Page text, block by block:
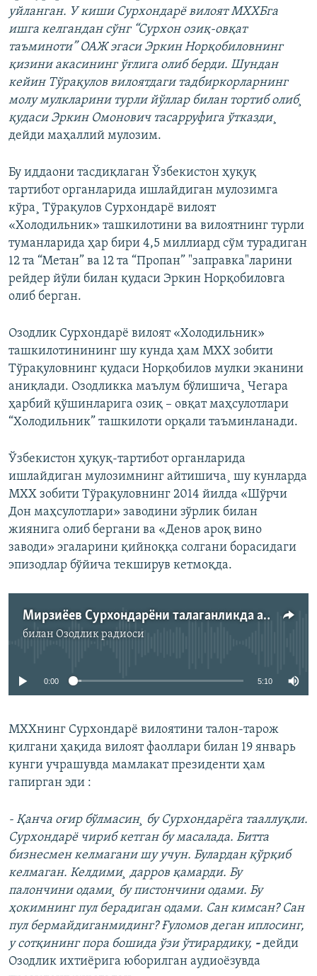
уйланган. У киши Сурхондарё вилоят МХХБга
ишга келгандан сўнг “Сурхон озиқ-овқат
таъминоти” ОАЖ эгаси Эркин Норқобиловнинг
қизини акасининг ўғлига олиб берди. Шундан
кейин Тўрақулов вилоятдаги тадбиркорларнинг
молу мулкларини турли йўллар билан тортиб олиб¸
қудаси Эркин Омонович тасарруфига ўтказди¸
дейди маҳаллий мулозим.
Бу иддаони тасдиқлаган Ўзбекистон ҳуқуқ
тартибот органларида ишлайдиган мулозимга
кўра¸ Тўрақулов Сурхондарё вилоят
«Холодильник» ташкилотини ва вилоятнинг турли
туманларида ҳар бири 4,5 миллиард сўм турадиган
12 та “Метан” ва 12 та “Пропан” "заправка"ларини
рейдер йўли билан қудаси Эркин Норқобиловга
олиб берган.
Озодлик Сурхондарё вилоят «Холодильник»
ташкилотинининг шу кунда ҳам МХХ зобити
Тўрақуловнинг қудаси Норқобилов мулки эканини
аниқлади. Озодликка маълум бўлишича¸ Чегара
ҳарбий қўшинларига озиқ – овқат маҳсулотлари
“Холодильник” ташкилоти орқали таъминланади.
Ўзбекистон ҳуқуқ-тартибот органларида
ишлайдиган мулозимнинг айтишича¸ шу кунларда
МХХ зобити Тўрақуловнинг 2014 йилда «Шўрчи
Дон маҳсулотлари» заводини зўрлик билан
жиянига олиб бергани ва «Денов ароқ вино
заводи» эгаларини қийноққа солгани борасидаги
эпизодлар бўйича текширув кетмоқда.
Мирзиëев Сурхондарëни талаганликда айблаган МХХ подполковниги ҳибсга олинди
билан Озодлик радиоси
Айни дамда медиа-манба мавжуд эмас
0:00 5:10
МХХнинг Сурхондарë вилоятини талон-тарож
қилгани ҳақида вилоят фаоллари билан 19 январь
кунги учрашувда мамлакат президенти ҳам
гапирган эди :
- Қанча оғир бўлмасин¸ бу Сурхондарëга тааллуқли.
Сурхондарë чириб кетган бу масалада. Битта
бизнесмен келмагани шу учун. Булардан қўрқиб
келмаган. Келдими¸ дарров қамарди. Бу
палончини одами¸ бу пистончини одами. Бу
ҳокимнинг пул берадиган одами. Сан кимсан? Сан
пул бермайдиганмидинг? Ғуломов деган иплосинг,
у сотқининг пора бошида ўзи ўтирардику, -дейди
Озодлик ихтиëрига юборилган аудиоëзувда